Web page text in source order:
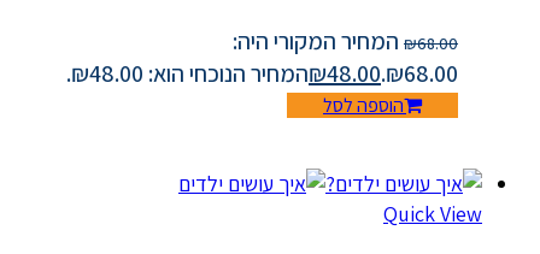
₪68.00
המחיר המקורי היה:
₪68.00.
₪48.00 המחיר הנוכחי הוא: ₪48.00.
הוספה לסל
Quick View